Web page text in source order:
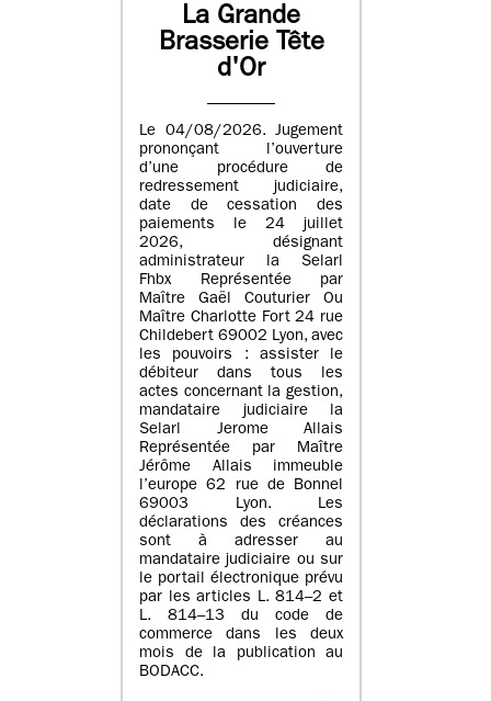
La Grande
Brasserie Tête
d'Or
Le 04/08/2026. Jugement
prononçant l’ouverture
d’une procédure de
redressement judiciaire,
date de cessation des
paiements le 24 juillet
2026, désignant
administrateur la Selarl
Fhbx Représentée par
Maître Gaël Couturier Ou
Maître Charlotte Fort 24 rue
Childebert 69002 Lyon, avec
les pouvoirs : assister le
débiteur dans tous les
actes concernant la gestion,
mandataire judiciaire la
Selarl Jerome Allais
Représentée par Maître
Jérôme Allais immeuble
l’europe 62 rue de Bonnel
69003 Lyon. Les
déclarations des créances
sont à adresser au
mandataire judiciaire ou sur
le portail électronique prévu
par les articles L. 814–2 et
L. 814–13 du code de
commerce dans les deux
mois de la publication au
BODACC.